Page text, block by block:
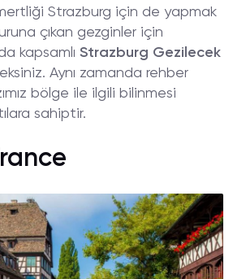
Strazburg için de yapmak
çıkan gezginler için
kapsamlı Strazburg Gezilecek
Aynı zamanda rehber
bölge ile ilgili bilinmesi
sahiptir.